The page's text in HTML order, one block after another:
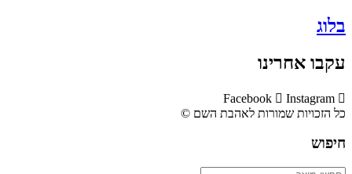
בלוג
עקבו אחרינו
Facebook
Instagram
כל הזכויות שמורות לאהבת השם ©​
חיפוש